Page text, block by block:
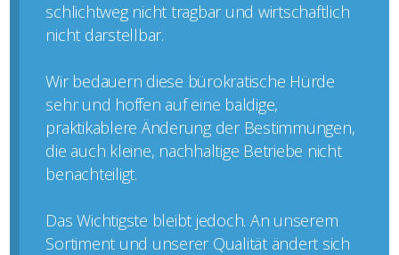
schlichtweg nicht tragbar und wirtschaftlich
nicht darstellbar.
Wir bedauern diese bürokratische Hürde
sehr und hoffen auf eine baldige,
praktikablere Änderung der Bestimmungen,
die auch kleine, nachhaltige Betriebe nicht
benachteiligt.
Das Wichtigste bleibt jedoch. An unserem
Sortiment und unserer Qualität ändert sich